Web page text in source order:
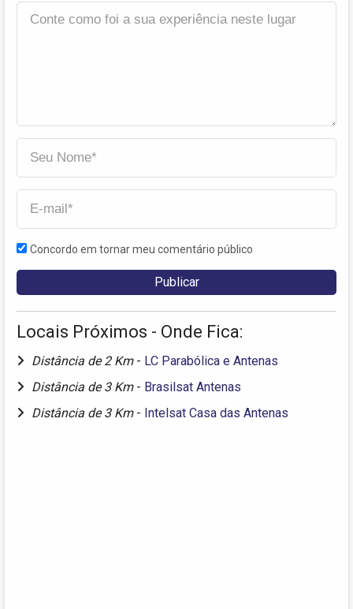
Concordo em tornar meu comentário público
Locais Próximos - Onde Fica:
Distância de 2 Km - LC Parabólica e Antenas
Distância de 3 Km - Brasilsat Antenas
Distância de 3 Km - Intelsat Casa das Antenas